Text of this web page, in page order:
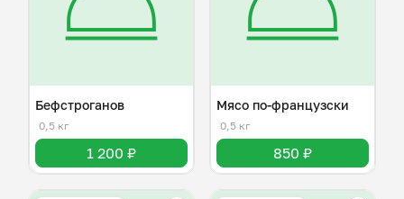
Бефстроганов
0,5 кг
1 200 ₽
Мясо по-французски
0,5 кг
850 ₽